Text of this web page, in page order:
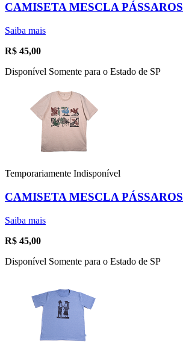
CAMISETA MESCLA PÁSSAROS
Saiba mais
R$ 45,00
Disponível Somente para o Estado de SP
Temporariamente Indisponível
CAMISETA MESCLA PÁSSAROS
Saiba mais
R$ 45,00
Disponível Somente para o Estado de SP